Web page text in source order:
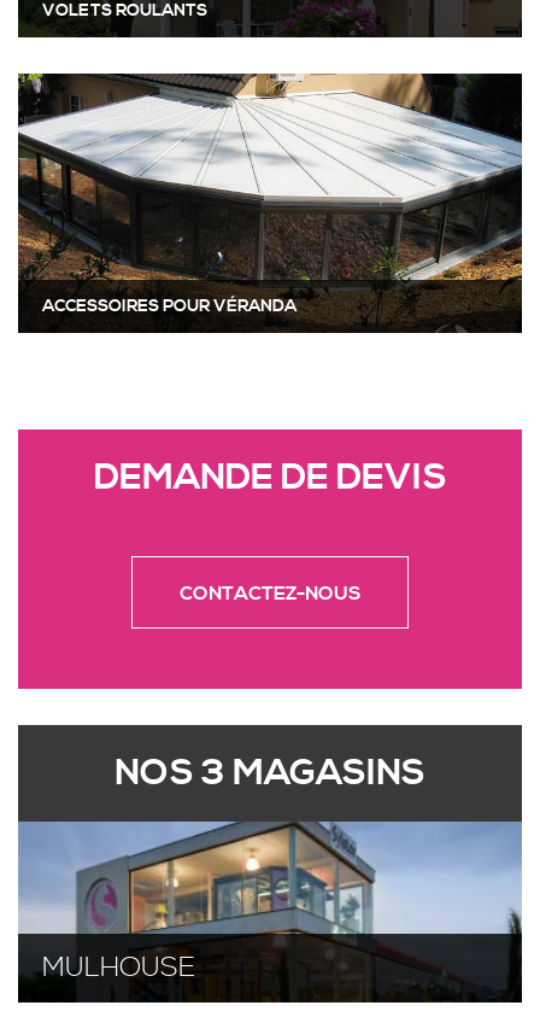
VOLETS ROULANTS
ACCESSOIRES POUR VÉRANDA
DEMANDE DE DEVIS
CONTACTEZ-NOUS
NOS 3 MAGASINS
MULHOUSE